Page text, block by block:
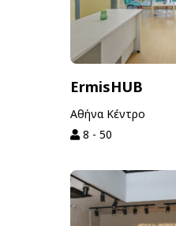
ErmisHUB
Αθήνα Κέντρο
8 - 50